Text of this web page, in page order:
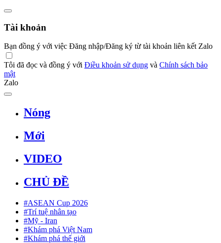
Tài khoản
Bạn đồng ý với việc Đăng nhập/Đăng ký từ tài khoản liên kết Zalo
Tôi đã đọc và đồng ý với Điều khoản sử dụng và Chính sách bảo
mật
Zalo
Nóng
Mới
VIDEO
CHỦ ĐỀ
#ASEAN Cup 2026
#Trí tuệ nhân tạo
#Mỹ - Iran
#Khám phá Việt Nam
#Khám phá thế giới